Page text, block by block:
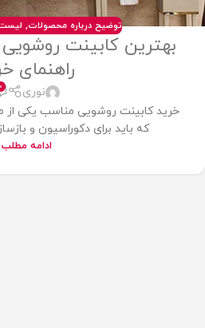
توضیح درباره محصولات,
بهترین کابینت روشویی
راهنمای
نوری 0
خرید کابینت روشویی مناسب یکی
که باید برای دکوراسیون و
ادامه مطلب